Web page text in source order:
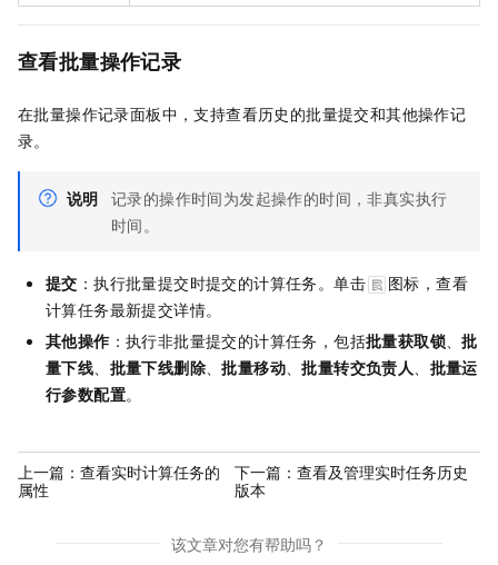
查看批量操作记录
在批量操作记录面板中，支持查看历史的批量提交和其他操作记
录。
说明 记录的操作时间为发起操作的时间，非真实执行
时间。
提交 ：执行批量提交时提交的计算任务。单击
图标，查看
计算任务最新提交详情。
其他操作 ：执行非批量提交的计算任务，包括批量获取锁 、批
量下线
批量下线删除 、批量移动 、批量转交负责人
批量运
行参数配置。
上一篇： 查看实时计算任务的
属性
下一篇： 查看及管理实时任务历史
版本
该文章对您有帮助吗？